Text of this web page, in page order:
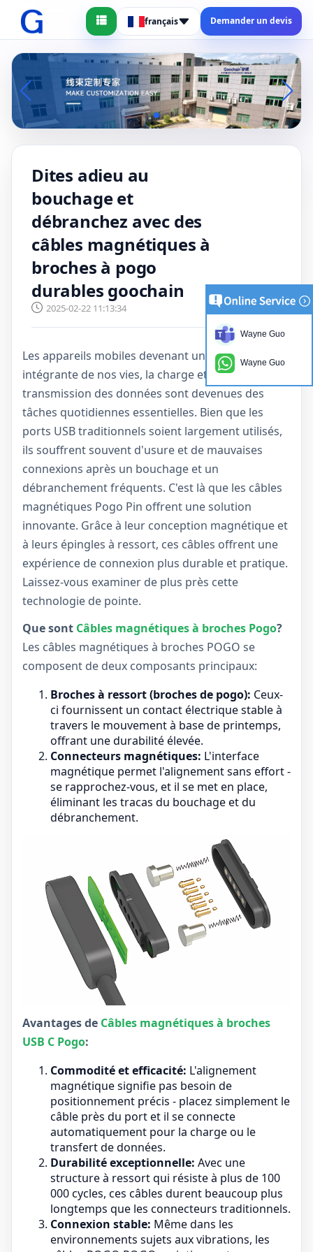
français Demander un devis
Dites adieu au
bouchage et
débranchez avec des
câbles magnétiques à
broches à pogo
durables goochain
2025-02-22 11:13:34
Les appareils mobiles devenant une partie
intégrante de nos vies, la charge et la
transmission des données sont devenues des
tâches quotidiennes essentielles. Bien que les
ports USB traditionnels soient largement utilisés,
ils souffrent souvent d'usure et de mauvaises
connexions après un bouchage et un
débranchement fréquents. C'est là que les câbles
magnétiques Pogo Pin offrent une solution
innovante. Grâce à leur conception magnétique et
à leurs épingles à ressort, ces câbles offrent une
expérience de connexion plus durable et pratique.
Laissez-vous examiner de plus près cette
technologie de pointe.
Que sont Câbles magnétiques à broches Pogo?
Les câbles magnétiques à broches POGO se
composent de deux composants principaux:
Broches à ressort (broches de pogo): Ceux-
ci fournissent un contact électrique stable à
travers le mouvement à base de printemps,
offrant une durabilité élevée.
Connecteurs magnétiques: L'interface
magnétique permet l'alignement sans effort -
se rapprochez-vous, et il se met en place,
éliminant les tracas du bouchage et du
débranchement.
Avantages de Câbles magnétiques à broches
USB C Pogo:
Commodité et efficacité: L'alignement
magnétique signifie pas besoin de
positionnement précis - placez simplement le
câble près du port et il se connecte
automatiquement pour la charge ou le
transfert de données.
Durabilité exceptionnelle: Avec une
structure à ressort qui résiste à plus de 100
000 cycles, ces câbles durent beaucoup plus
longtemps que les connecteurs traditionnels.
Connexion stable: Même dans les
environnements sujets aux vibrations, les
Wayne Guo
Wayne Guo